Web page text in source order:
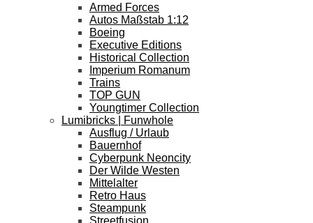
Armed Forces
Autos Maßstab 1:12
Boeing
Executive Editions
Historical Collection
Imperium Romanum
Trains
TOP GUN
Youngtimer Collection
Lumibricks | Funwhole
Ausflug / Urlaub
Bauernhof
Cyberpunk Neoncity
Der Wilde Westen
Mittelalter
Retro Haus
Steampunk
Streetfusion